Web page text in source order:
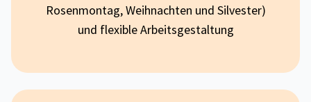
Rosenmontag, Weihnachten und Silvester)
und flexible Arbeitsgestaltung